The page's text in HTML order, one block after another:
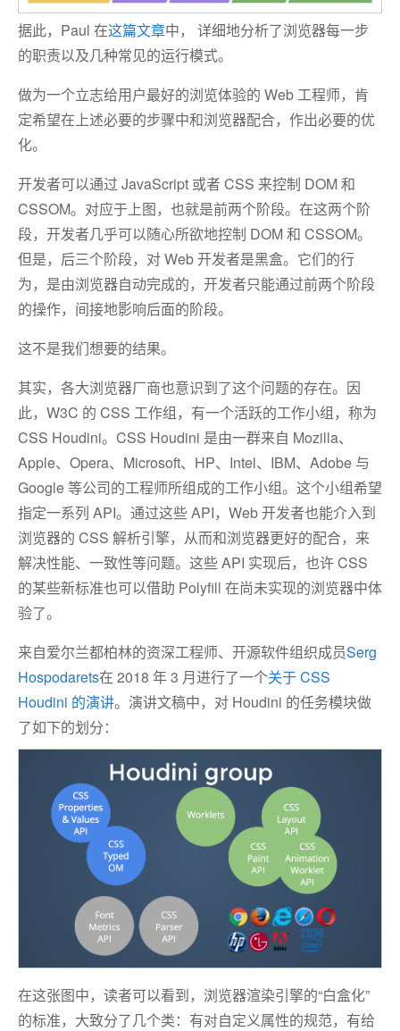
据此，Paul 在这篇文章中， 详细地分析了浏览器每一步
的职责以及几种常见的运行模式。
做为一个立志给用户最好的浏览体验的 Web 工程师，肯
定希望在上述必要的步骤中和浏览器配合，作出必要的优
化。
开发者可以通过 JavaScript 或者 CSS 来控制 DOM 和
CSSOM。对应于上图，也就是前两个阶段。在这两个阶
段，开发者几乎可以随心所欲地控制 DOM 和 CSSOM。
但是，后三个阶段，对 Web 开发者是黑盒。它们的行
为，是由浏览器自动完成的，开发者只能通过前两个阶段
的操作，间接地影响后面的阶段。
这不是我们想要的结果。
其实，各大浏览器厂商也意识到了这个问题的存在。因
此，W3C 的 CSS 工作组，有一个活跃的工作小组，称为
CSS Houdini。CSS Houdini 是由一群来自 Mozilla、
Apple、Opera、Microsoft、HP、Intel、IBM、Adobe 与
Google 等公司的工程师所组成的工作小组。这个小组希望
指定一系列 API。通过这些 API，Web 开发者也能介入到
浏览器的 CSS 解析引擎，从而和浏览器更好的配合，来
解决性能、一致性等问题。这些 API 实现后，也许 CSS
的某些新标准也可以借助 Polyfill 在尚未实现的浏览器中体
验了。
来自爱尔兰都柏林的资深工程师、开源软件组织成员Serg
Hospodarets在 2018 年 3 月进行了一个关于 CSS
Houdini 的演讲。演讲文稿中，对 Houdini 的任务模块做
了如下的划分：
在这张图中，读者可以看到，浏览器渲染引擎的“白盒化”
的标准，大致分了几个类：有对自定义属性的规范，有给